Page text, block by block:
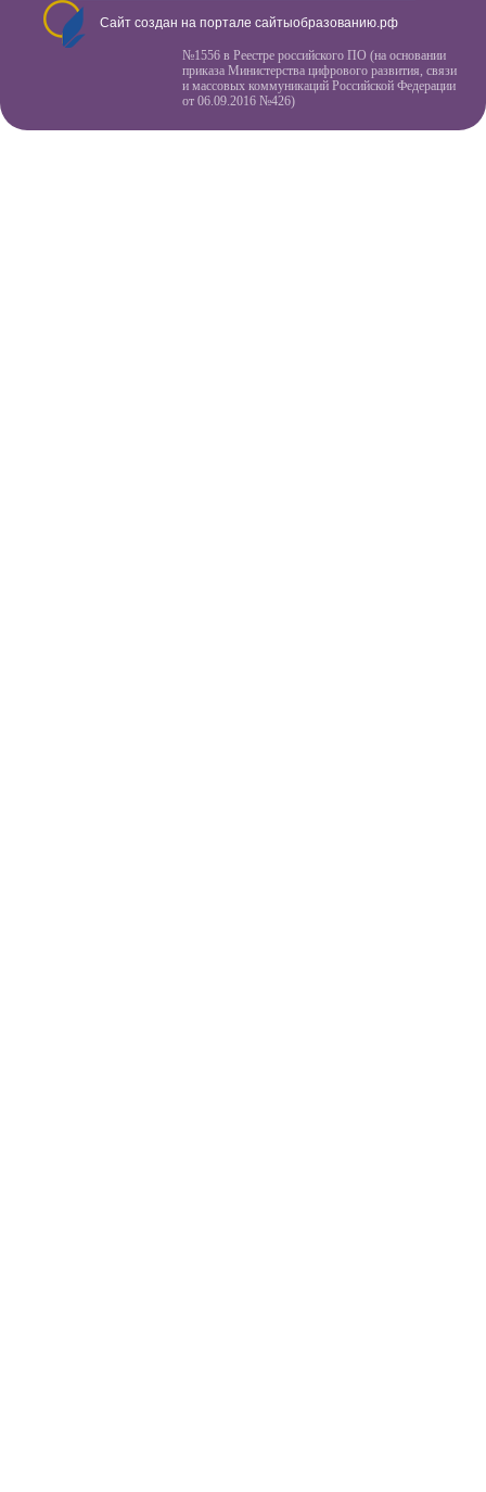
Сайт создан на портале сайтыобразованию.рф
№1556 в Реестре российского ПО (на основании
приказа Министерства цифрового развития, связи
и массовых коммуникаций Российской Федерации
от 06.09.2016 №426)